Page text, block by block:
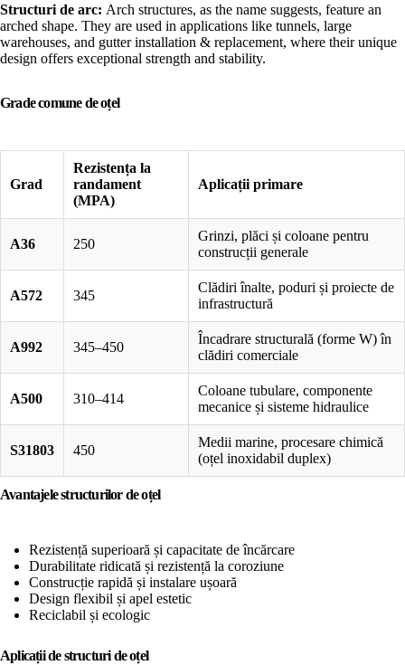
Structuri de arc: Arch structures, as the name suggests, feature an
arched shape. They are used in applications like tunnels, large
warehouses, and gutter installation & replacement, where their unique
design offers exceptional strength and stability.
Grade comune de oțel
Grad
Rezistența la
randament
(MPA)
Aplicații primare
A36 250
Grinzi, plăci și coloane pentru
construcții generale
A572 345
Clădiri înalte, poduri și proiecte de
infrastructură
A992 345–450
Încadrare structurală (forme W) în
clădiri comerciale
A500 310–414
Coloane tubulare, componente
mecanice și sisteme hidraulice
S31803 450
Medii marine, procesare chimică
(oțel inoxidabil duplex)
Avantajele structurilor de oțel
Rezistență superioară și capacitate de încărcare
Durabilitate ridicată și rezistență la coroziune
Construcție rapidă și instalare ușoară
Design flexibil și apel estetic
Reciclabil și ecologic
Aplicațiide structuri de oțel